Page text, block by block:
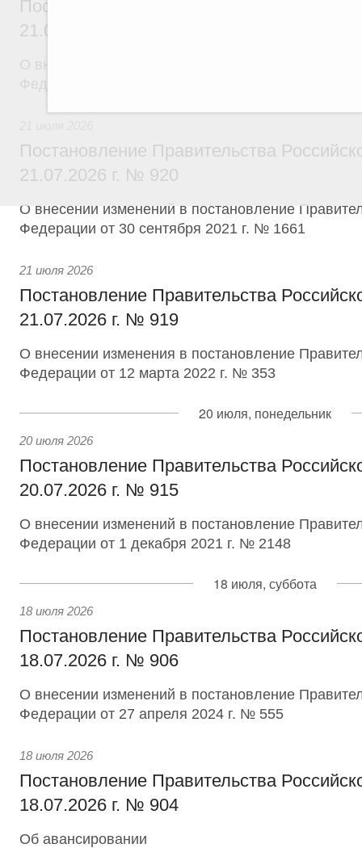
Постановление Правительства
21.07.2026 г. № 918
Постановление Правительства
21.07.2026 г. № 920
О внесении изменений в постановление
Федерации от 30 сентября 2021 г. № 1661
21 июля 2026
Постановление Правительства
21.07.2026 г. № 919
О внесении изменения в постановление
Федерации от 12 марта 2022 г. № 353
20 июля, понедельник
20 июля 2026
Постановление Правительства
20.07.2026 г. № 915
О внесении изменений в постановление
Федерации от 1 декабря 2021 г. № 2148
18 июля, суббота
18 июля 2026
Постановление Правительства
18.07.2026 г. № 906
О внесении изменений в постановление
Федерации от 27 апреля 2024 г. № 555
18 июля 2026
Постановление Правительства
18.07.2026 г. № 904
Об авансировании